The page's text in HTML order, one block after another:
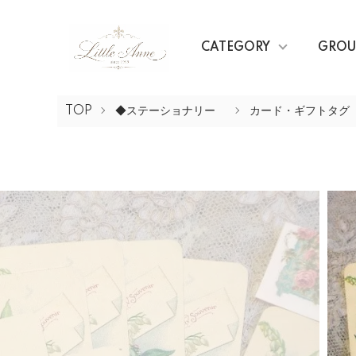
CATEGORY
TOP ◆ステーショナリー カード・ギフトタグ